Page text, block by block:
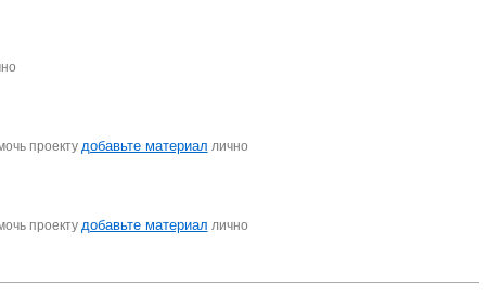
проекту добавьте материал лично
проекту добавьте материал лично